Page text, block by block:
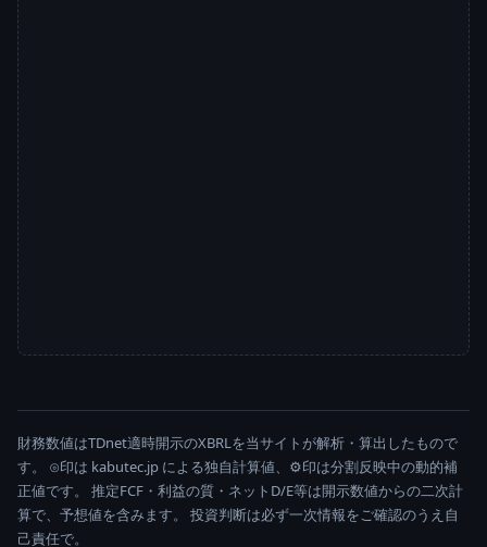
財務数値はTDnet適時開示のXBRLを当サイトが解析・算出したもので
す。 ⊙印は kabutec.jp による独自計算値、⚙印は分割反映中の動的補
正値です。 推定FCF・利益の質・ネットD/E等は開示数値からの二次計
算で、予想値を含みます。 投資判断は必ず一次情報をご確認のうえ自
己責任で。